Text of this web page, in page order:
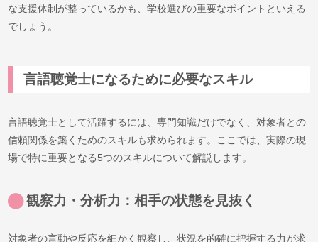
な支援体制が整っているかも、学校選びの重要なポイントといえる
でしょう。
言語聴覚士になるために必要なスキル
言語聴覚士として活躍するには、専門知識だけでなく、対象者との
信頼関係を築くためのスキルも求められます。ここでは、実際の現
場で特に重要となる5つのスキルについて解説します。
観察力・分析力：相手の状態を見抜く
対象者の言動や反応を細かく観察し、状況を的確に把握する力が求